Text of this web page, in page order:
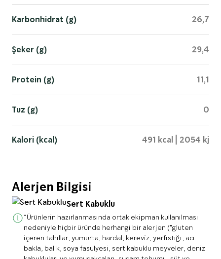
Karbonhidrat (g) 26,7
Şeker (g) 29,4
Protein (g) 11,1
Tuz (g) 0
Kalori (kcal) 491 kcal | 2054 kj
Alerjen Bilgisi
Sert Kabuklu
“Ürünlerin hazırlanmasında ortak ekipman kullanılması
nedeniyle hiçbir üründe herhangi bir alerjen ("gluten
içeren tahıllar, yumurta, hardal, kereviz, yerfıstığı, acı
bakla, balık, soya fasulyesi, sert kabuklu meyveler, deniz